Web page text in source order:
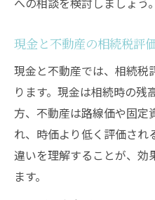
現金と不動産の相続税評
現金と不動産では、相続税
ります。現金は相続時の
方、不動産は路線価や固定
れ、時価より低く評価され
違いを理解することが、効
ます。